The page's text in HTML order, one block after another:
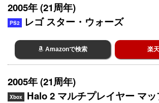
2005年 (21周年)
PS2 レゴ スター・ウォーズ
Amazonで検索 楽
2005年 (21周年)
Xbox Halo 2 マルチプレイヤー マ